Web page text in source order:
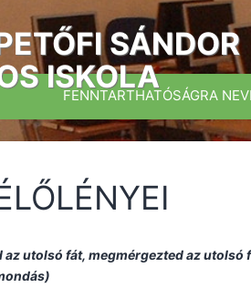
SÁNDOR
ISKOLA
FENNTARTHATÓSÁGRA
az utolsó fát, megmérgezted az